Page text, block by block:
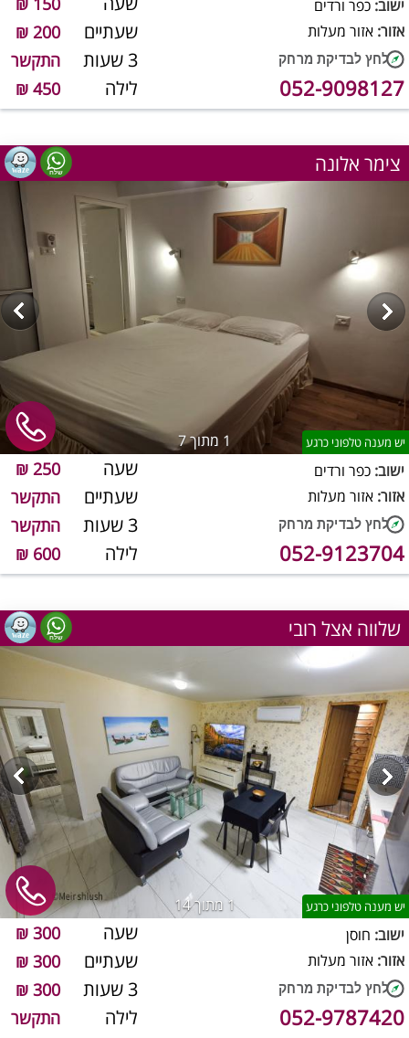
שעתיים 200 ₪
3 שעות התקשר
לילה 450 ₪
ישוב: כפר ורדים
אזור: אזור מעלות
052-9098127
צימר אלונה
1 מתוך 7 יש מענה טלפוני כרגע
שעה 250 ₪
שעתיים התקשר
3 שעות התקשר
לילה 600 ₪
ישוב: כפר ורדים
אזור: אזור מעלות
052-9123704
שלווה אצל רובי
1מתוך 14 יש מענה טלפוני כרגע
שעה 300 ₪
שעתיים 300 ₪
3 שעות 300 ₪
לילה התקשר
ישוב: חוסן
אזור: אזור מעלות
052-9787420